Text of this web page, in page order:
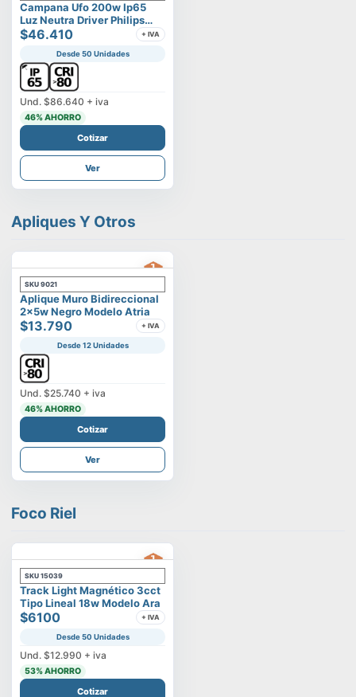
Campana Ufo 200w Ip65
Luz Neutra Driver Philips
Modelo Eltanin
$46.410 + IVA
Desde 50 Unidades
Und. $86.640 + iva
46% AHORRO
Cotizar
Ver
Apliques Y Otros
SKU 9021
Aplique Muro Bidireccional
2x5w Negro Modelo Atria
$13.790 + IVA
Desde 12 Unidades
Und. $25.740 + iva
46% AHORRO
Cotizar
Ver
Foco Riel
SKU 15039
Track Light Magnético 3cct
Tipo Lineal 18w Modelo Ara
$6100 + IVA
Desde 50 Unidades
Und. $12.990 + iva
53% AHORRO
Cotizar